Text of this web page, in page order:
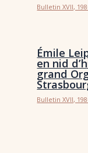
Bulletin XVII,
Émile
en nid
grand
Bulletin XVII,